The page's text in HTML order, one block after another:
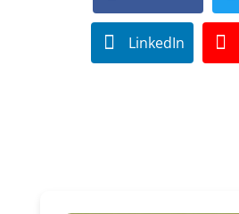
LinkedIn